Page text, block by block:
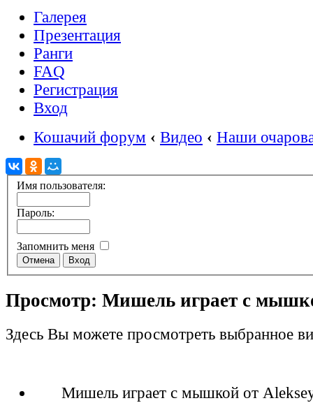
Галерея
Презентация
Ранги
FAQ
Регистрация
Вход
Кошачий форум ‹ Видео ‹ Наши
Имя пользователя:
Пароль:
Запомнить меня
Просмотр: Мишель играет с
Здесь Вы можете просмотреть выбранное
Мишель играет с мышкой от